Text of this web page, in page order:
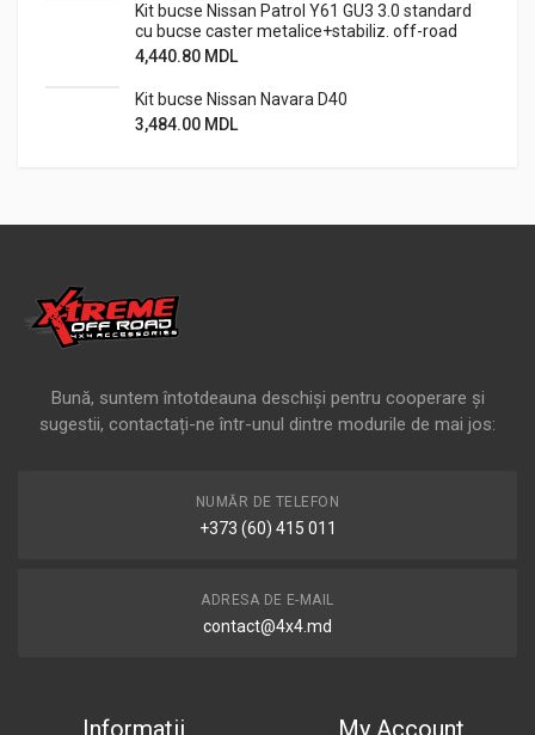
Kit bucse Nissan Patrol Y61 GU3 3.0 standard
cu bucse caster metalice+stabiliz. off-road
4,440.80 MDL
Kit bucse Nissan Navara D40
3,484.00 MDL
Bună, suntem întotdeauna deschiși pentru cooperare și
sugestii, contactați-ne într-unul dintre modurile de mai jos:
NUMĂR DE TELEFON
+373 (60) 415 011
ADRESA DE E-MAIL
contact@4x4.md
Informatii My Account